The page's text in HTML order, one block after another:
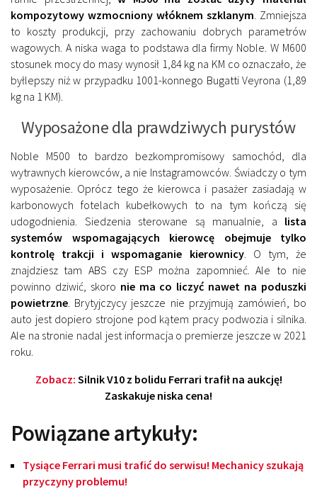
kompozytowy wzmocniony włóknem szklanym . Zmniejsza
to koszty produkcji, przy zachowaniu dobrych parametrów
wagowych. A niska waga to podstawa dla firmy Noble. W M600
stosunek mocy do masy wynosił 1,84 kg na KM co oznaczało, że
byłlepszy niż w przypadku 1001-konnego Bugatti Veyrona (1,89
kg na 1 KM).
Wyposażone dla prawdziwych purystów
Noble M500 to bardzo bezkompromisowy samochód, dla
wytrawnych kierowców, a nie Instagramowców. Świadczy o tym
wyposażenie. Oprócz tego że kierowca i pasażer zasiadają w
karbonowych fotelach kubełkowych to na tym kończą się
udogodnienia. Siedzenia sterowane są manualnie, a lista
systemów wspomagających kierowcę obejmuje tylko
kontrolę trakcji i wspomaganie kierownicy. O tym, że
znajdziesz tam ABS czy ESP można zapomnieć. Ale to nie
powinno dziwić, skoro nie ma co liczyć nawet na poduszki
powietrzne . Brytyjczycy jeszcze nie przyjmują zamówień, bo
auto jest dopiero strojone pod kątem pracy podwozia i silnika.
Ale na stronie nadal jest informacja o premierze jeszcze w 2021
roku.
Zobacz: Silnik V10 z bolidu Ferrari trafił na aukcję!
Zaskakuje niska cena!
Powiązane artykuły:
Tysiące Ferrari musi trafić do serwisu! Mechanicy szukają
przyczyny problemu!